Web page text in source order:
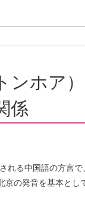
ンホア
係
れる中国語の方言
の発音を基本とし